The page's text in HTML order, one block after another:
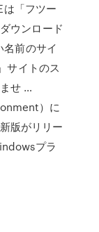
は「フツー
ウンロード
前のサイ
サイトのス
せ …
）に
版がリリー
プラ